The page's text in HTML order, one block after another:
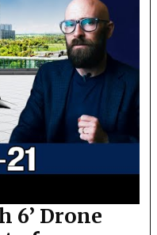
6’ Drone